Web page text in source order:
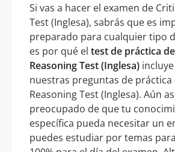
Si vas a hacer el examen de
Test (Inglesa), sabrás que es
preparado para cualquier tipo
es por qué el test de práctica
Reasoning Test (Inglesa)
nuestras preguntas de práctica
Reasoning Test (Inglesa). Aún
preocupado de que tu
específica pueda necesitar un
puedes estudiar por temas